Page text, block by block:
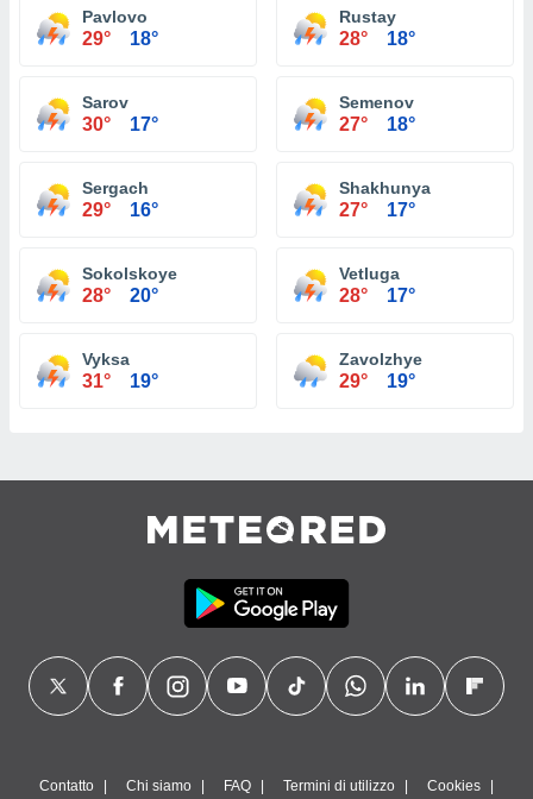
Pavlovo
29° 18°
Rustay
28° 18°
Sarov
30° 17°
Semenov
27° 18°
Sergach
29° 16°
Shakhunya
27° 17°
Sokolskoye
28° 20°
Vetluga
28° 17°
Vyksa
31° 19°
Zavolzhye
29° 19°
Contatto Chi siamo FAQ Termini di utilizzo Cookies